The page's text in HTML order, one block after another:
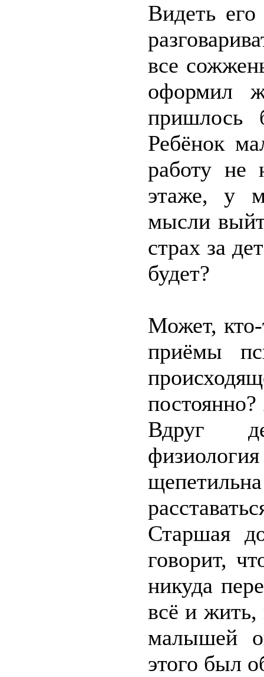
Видеть
все
оформил
пришлось
Ребёнок
работу
этаже, у
мысли
страх за
будет?
Может, кто-
приёмы
Вдруг
Старшая
говорит,
никуда
всё и жить,
малышей
этого был